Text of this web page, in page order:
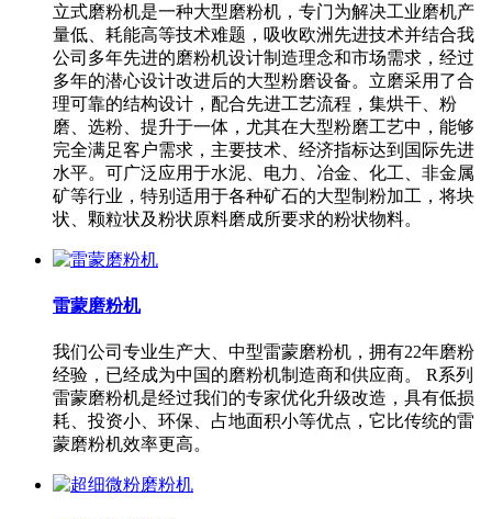
立式磨粉机是一种大型磨粉机，专门为解决工业磨机产
量低、耗能高等技术难题，吸收欧洲先进技术并结合我
公司多年先进的磨粉机设计制造理念和市场需求，经过
多年的潜心设计改进后的大型粉磨设备。立磨采用了合
理可靠的结构设计，配合先进工艺流程，集烘干、粉
磨、选粉、提升于一体，尤其在大型粉磨工艺中，能够
完全满足客户需求，主要技术、经济指标达到国际先进
水平。可广泛应用于水泥、电力、冶金、化工、非金属
矿等行业，特别适用于各种矿石的大型制粉加工，将块
状、颗粒状及粉状原料磨成所要求的粉状物料。
雷蒙磨粉机
我们公司专业生产大、中型雷蒙磨粉机，拥有22年磨粉
经验，已经成为中国的磨粉机制造商和供应商。 R系列
雷蒙磨粉机是经过我们的专家优化升级改造，具有低损
耗、投资小、环保、占地面积小等优点，它比传统的雷
蒙磨粉机效率更高。